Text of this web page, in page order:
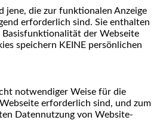
jene, die zur funktionalen Anzeige
erforderlich sind. Sie enthalten
Basisfunktionalität der Webseite
speichern KEINE persönlichen
notwendiger Weise für die
erforderlich sind, und zum
Datennutzung von Website-